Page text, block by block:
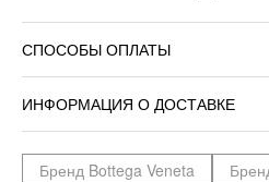
СПОСОБЫ ОПЛАТЫ
ИНФОРМАЦИЯ О ДОСТАВКЕ
Бренд Bottega Veneta